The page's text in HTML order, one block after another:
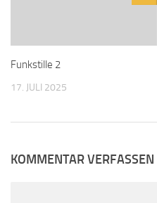
Funkstille 2
17. JULI 2025
KOMMENTAR VERFASSEN